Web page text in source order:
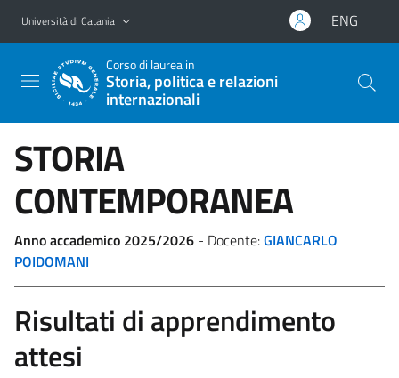
Vai al contenuto principale
Vai al menu di navigazione
Università di Catania ENG
Corso di laurea in
Storia, politica e relazioni
internazionali
STORIA
CONTEMPORANEA
Anno accademico 2025/2026 - Docente:GIANCARLO
POIDOMANI
Risultati di apprendimento
attesi